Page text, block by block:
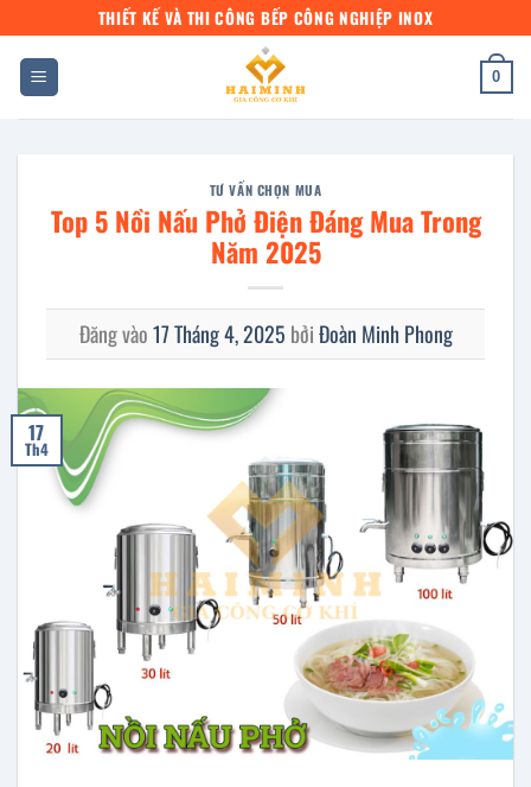
qua
dung
THIẾT KẾ VÀ THI CÔNG BẾP CÔNG NGHIỆP INOX
0
TƯ VẤN CHỌN MUA
Top 5 Nồi Nấu Phở Điện Đáng Mua Trong
Năm 2025
Đăng vào17 Tháng 4, 2025 bởiĐoàn Minh Phong
17
Th4